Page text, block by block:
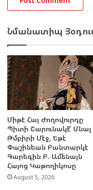
Նմանատիպ
Միթէ Հայ Ժողովուրդը
Պիտի Շարունակէ՞ Մնալ
Թմբիրի Մէջ, Եթէ
Փաշինեան Բանտարկէ
Գարեգին Բ. Ամենայն
Հայոց Կաթողիկոսը
August 5, 2026